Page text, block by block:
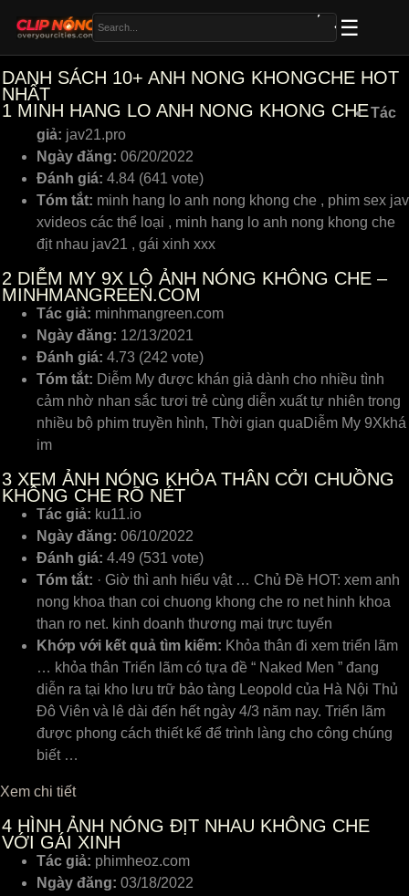
DANH SÁCH 10+ ANH NONG KHONGCHE HOT
NHẤT
1 MINH HANG LO ANH NONG KHONG CHETác
giả: jav21.pro
Ngày đăng: 06/20/2022
Đánh giá: 4.84 (641 vote)
Tóm tắt: minh hang lo anh nong khong che , phim sex jav
xvideos các thể loại , minh hang lo anh nong khong che
địt nhau jav21 , gái xinh xxx
2 DIỄM MY 9X LỘ ẢNH NÓNG KHÔNG CHE –
MINHMANGREEN.COM
Tác giả: minhmangreen.com
Ngày đăng: 12/13/2021
Đánh giá: 4.73 (242 vote)
Tóm tắt: Diễm My được khán giả dành cho nhiều tình
cảm nhờ nhan sắc tươi trẻ cùng diễn xuất tự nhiên trong
nhiều bộ phim truyền hình, Thời gian quaDiễm My 9Xkhá
im
3 XEM ẢNH NÓNG KHỎA THÂN CỞI CHUỒNG
KHÔNG CHE RÕ NÉT
Tác giả: ku11.io
Ngày đăng: 06/10/2022
Đánh giá: 4.49 (531 vote)
Tóm tắt: · Giờ thì anh hiểu vật … Chủ Đề HOT: xem anh
nong khoa than coi chuong khong che ro net hinh khoa
than ro net. kinh doanh thương mại trực tuyến
Khớp với kết quả tìm kiếm: Khỏa thân đi xem triển lãm
… khỏa thân Triển lãm có tựa đề “ Naked Men ” đang
diễn ra tại kho lưu trữ bảo tàng Leopold của Hà Nội Thủ
Đô Viên và lê dài đến hết ngày 4/3 năm nay. Triển lãm
được phong cách thiết kế để trình làng cho công chúng
biết …
Xem chi tiết
4 HÌNH ẢNH NÓNG ĐỊT NHAU KHÔNG CHE
VỚI GÁI XINH
Tác giả: phimheoz.com
Ngày đăng: 03/18/2022